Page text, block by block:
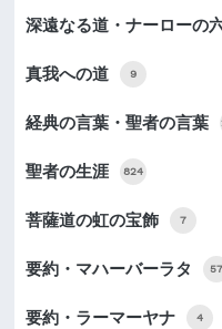
深遠なる道・ナーローの
真我への道 9
経典の言葉・聖者の言葉
聖者の生涯 824
菩薩道の虹の宝飾 7
要約・マハーバーラタ 57
要約・ラーマーヤナ 4